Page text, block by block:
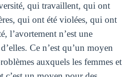
qui travaillent, qui ont
qui ont été violées, qui ont
l’avortement n’est une
Ce n’est qu’un moyen
auxquels les femmes et